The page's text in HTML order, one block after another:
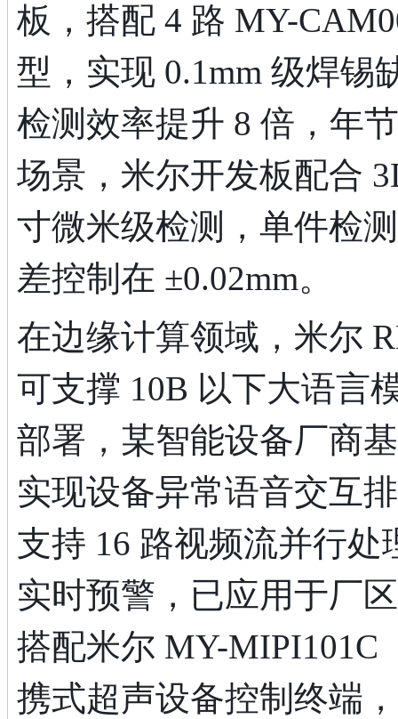
板，搭配 4 路 MY-
型，实现 0.1mm 级焊锡
检测效率提升 8 倍，年
场景，米尔开发板配合
寸微米级检测，单件检
差控制在 ±0.02mm。
在边缘计算领域，米尔
可支撑 10B 以下大语言
部署，某智能设备厂商
实现设备异常语音交互
支持 16 路视频流并行
实时预警，已应用于厂
搭配米尔 MY-MIPI101C
携式超声设备控制终端